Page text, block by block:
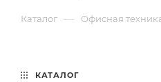
Каталог — Офисная
КАТАЛОГ